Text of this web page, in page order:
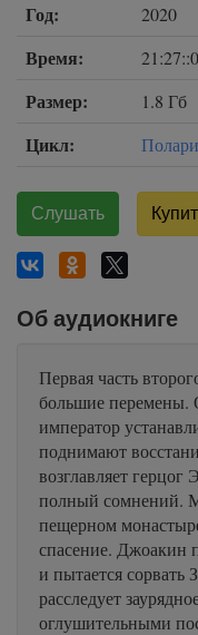
Год: 2020
Время:
Размер: 1.8 Гб
Цикл: Полари
Слушать
Об аудиокниге
Первая часть
большие перемены.
император
поднимают
возглавляет
полный сомнений.
пещерном
спасение. Джоакин
и пытается
расследует
оглушительными